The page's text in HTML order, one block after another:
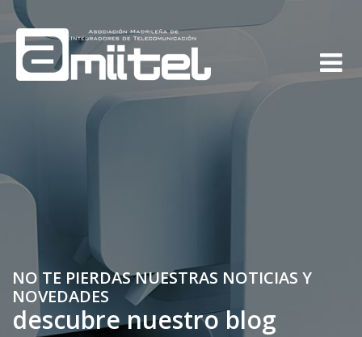
NO TE PIERDAS NUESTRAS NOTICIAS Y
NOVEDADES
descubre nuestro blog